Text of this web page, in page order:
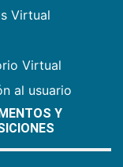
Virtual
Virtual
al usuario
Y